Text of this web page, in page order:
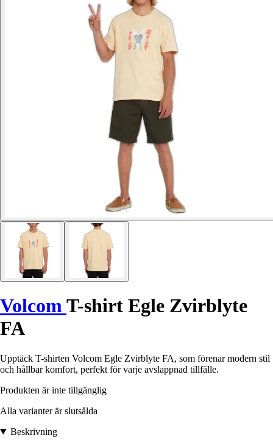
VolcomT-shirt Egle Zvirblyte
FA
Upptäck T-shirten Volcom Egle Zvirblyte FA, som förenar modern stil
och hållbar komfort, perfekt för varje avslappnad tillfälle.
Produkten är inte tillgänglig
Alla varianter är slutsålda
Beskrivning